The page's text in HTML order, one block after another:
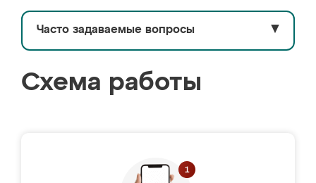
Часто задаваемые вопросы ▼
Схема работы